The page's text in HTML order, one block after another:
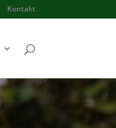
Kontakt